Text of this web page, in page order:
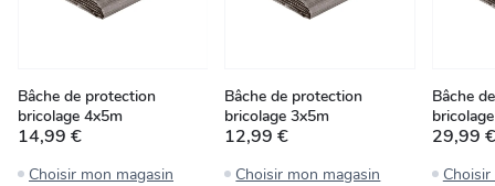
Bâche de protection
bricolage 4x5m
14,99 €
Choisir mon magasin
Bâche de protection
bricolage 3x5m
12,99 €
Choisir mon magasin
Bâche
29,99 €